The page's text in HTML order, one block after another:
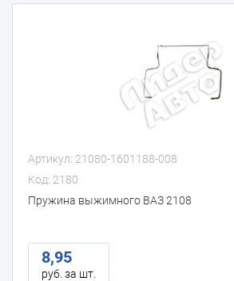
Артикул: 21080-1601188-008
Код: 2180
Пружина выжимного ВАЗ 2108
8,95
руб. за шт.